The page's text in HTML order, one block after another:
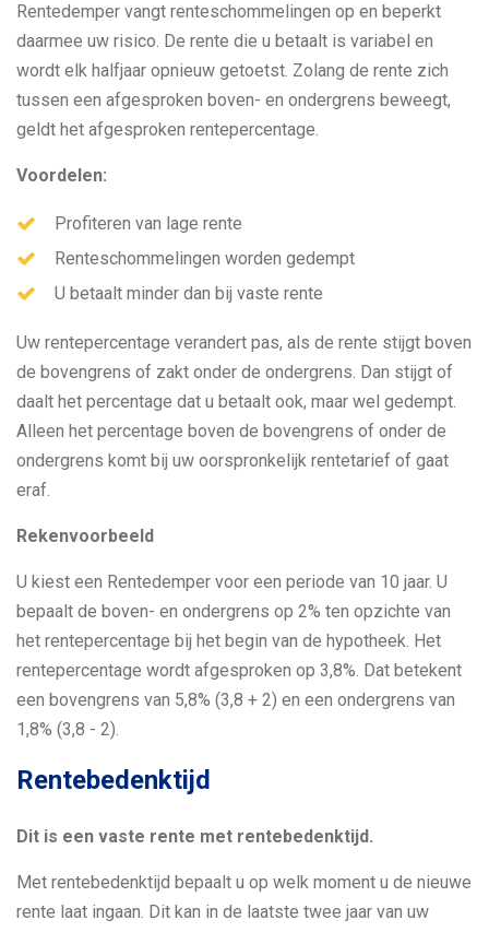
Rentedemper vangt renteschommelingen op en beperkt
daarmee uw risico. De rente die u betaalt is variabel en
wordt elk halfjaar opnieuw getoetst. Zolang de rente zich
tussen een afgesproken boven- en ondergrens beweegt,
geldt het afgesproken rentepercentage.
Voordelen:
Profiteren van lage rente
Renteschommelingen worden gedempt
U betaalt minder dan bij vaste rente
Uw rentepercentage verandert pas, als de rente stijgt boven
de bovengrens of zakt onder de ondergrens. Dan stijgt of
daalt het percentage dat u betaalt ook, maar wel gedempt.
Alleen het percentage boven de bovengrens of onder de
ondergrens komt bij uw oorspronkelijk rentetarief of gaat
eraf.
Rekenvoorbeeld
U kiest een Rentedemper voor een periode van 10 jaar. U
bepaalt de boven- en ondergrens op 2% ten opzichte van
het rentepercentage bij het begin van de hypotheek. Het
rentepercentage wordt afgesproken op 3,8%. Dat betekent
een bovengrens van 5,8% (3,8 + 2) en een ondergrens van
1,8% (3,8 - 2).
Rentebedenktijd
Dit is een vaste rente met rentebedenktijd.
Met rentebedenktijd bepaalt u op welk moment u de nieuwe
rente laat ingaan. Dit kan in de laatste twee jaar van uw